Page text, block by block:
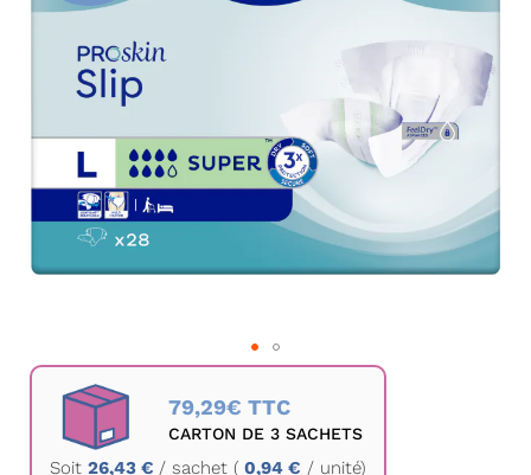
d’images
Passer
79,29€ TTC
CARTON DE 3 SACHETS
Soit 26,43 € / sachet ( 0,94 € / unité)